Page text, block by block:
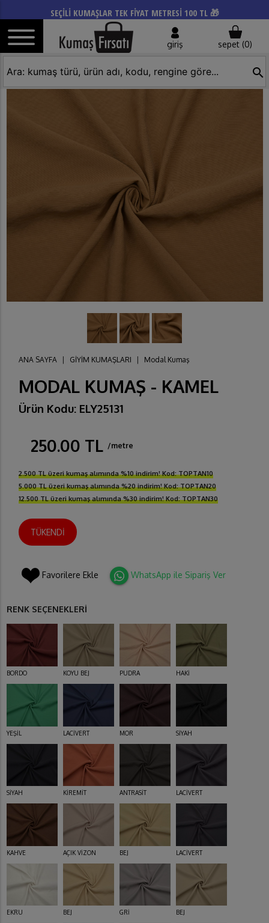
SEÇİLİ KUMAŞLAR TEK FİYAT METRESİ 100 TL 🎁
giriş sepet (0)
search
ANA SAYFA GİYİM KUMAŞLARI Modal Kumaş
MODAL KUMAŞ - KAMEL
Ürün Kodu: ELY25131
250.00 TL /metre
2.500 TL üzeri kumaş alımında %10 indirim! Kod: TOPTAN10
5.000 TL üzeri kumaş alımında %20 indirim! Kod: TOPTAN20
12.500 TL üzeri kumaş alımında %30 indirim! Kod: TOPTAN30
TÜKENDİ
Favorilere Ekle WhatsApp ile Sipariş Ver
RENK SEÇENEKLERİ
BORDO KOYU BEJ PUDRA HAKİ
YEŞİL LACİVERT MOR SİYAH
SİYAH KİREMİT ANTRASİT LACİVERT
KAHVE AÇIK VİZON BEJ LACİVERT
EKRU BEJ GRİ BEJ